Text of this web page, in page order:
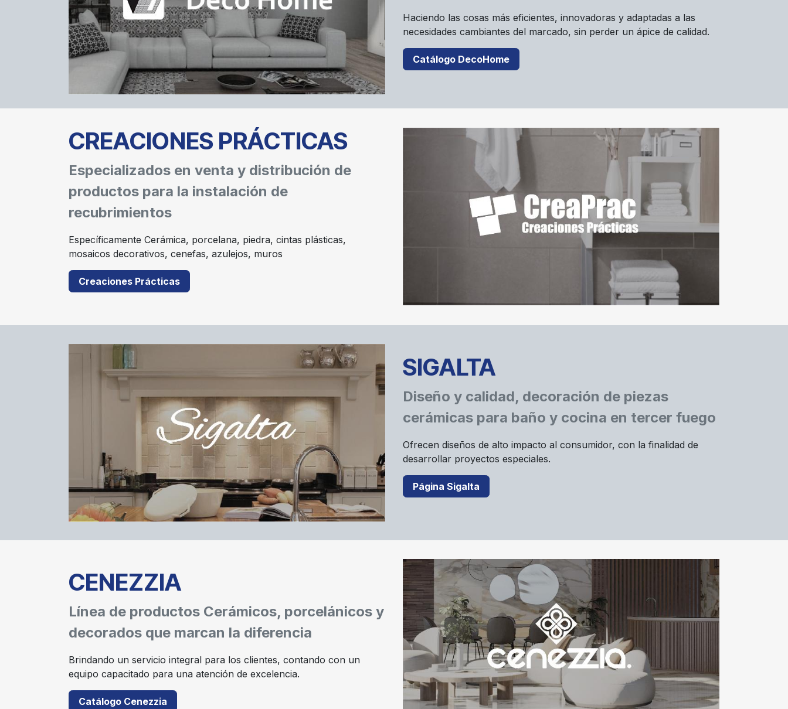
Haciendo las cosas más eficientes, innovadoras y adaptadas a las
necesidades cambiantes del marcado, sin perder un ápice de calidad.
Catálogo DecoHome
CREACIONES PRÁCTICAS
Especializados en venta y distribución de
productos para la instalación de
recubrimientos
Específicamente Cerámica, porcelana, piedra, cintas plásticas,
mosaicos decorativos, cenefas, azulejos, muros
Creaciones Prácticas
SIGALTA
Diseño y calidad, decoración de piezas
cerámicas para baño y cocina en tercer fuego
Ofrecen diseños de alto impacto al consumidor, con la finalidad de
desarrollar proyectos especiales.
Página Sigalta
CENEZZIA
Línea de productos Cerámicos, porcelánicos y
decorados que marcan la diferencia
Brindando un servicio integral para los clientes, contando con un
equipo capacitado para una atención de excelencia.
Catálogo Cenezzia